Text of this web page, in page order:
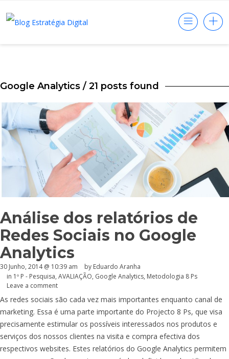
Google Analytics / 21 posts found
Análise dos relatórios de
Redes Sociais no Google
Analytics
30 Junho, 2014 @ 10:39 am by Eduardo Aranha
in 1º P - Pesquisa, AVALIAÇÃO, Google Analytics, Metodologia 8 Ps
Leave a comment
As redes sociais são cada vez mais importantes enquanto canal de
marketing. Essa é uma parte importante do Projecto 8 Ps, que visa
precisamente estimular os possíveis interessados nos produtos e
serviços dos nossos clientes na visita e compra efectiva dos
respectivos websites. Estes relatórios do Google Analytics permitem